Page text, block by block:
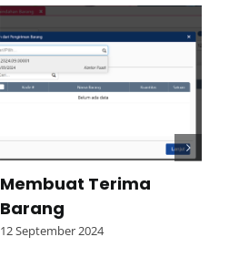
Membuat Terima
Barang
12 September 2024